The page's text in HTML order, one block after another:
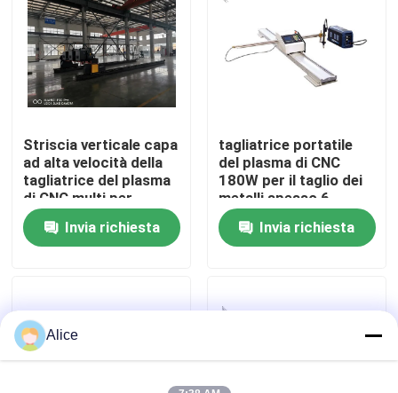
Visita alla fabbrica
Controllo di qualità
Contattaci
Notizie
Chiedi un preventivo
freno della pressa idraulica di CNC
Striscia verticale capa
ad alta velocità della
tagliatrice del plasma
di CNC multi per
l'industriale
Invia richiesta
tagliatrice portatile
del plasma di CNC
180W per il taglio dei
metalli spesso 6 -
150mm
Invia richiesta
Alice